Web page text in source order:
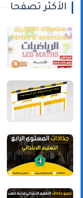
الأكثر تصفحا